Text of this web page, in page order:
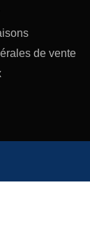
de vente